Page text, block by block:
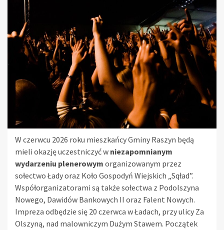
W czerwcu 2026 roku mieszkańcy Gminy Raszyn będą
mieli okazję uczestniczyć w niezapomnianym
wydarzeniu plenerowym organizowanym przez
sołectwo Łady oraz Koło Gospodyń Wiejskich „Sqład”.
Współorganizatorami są także sołectwa z Podolszyna
Nowego, Dawidów Bankowych II oraz Falent Nowych.
Impreza odbędzie się 20 czerwca w Ładach, przy ulicy Za
Olszyną, nad malowniczym Dużym Stawem. Początek